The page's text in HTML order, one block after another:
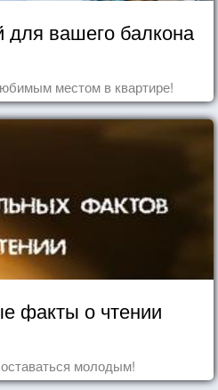
для вашего балкона
местом в квартире!
факты о чтении
молодым!